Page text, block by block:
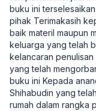
buku ini
pihak Terimakasih
baik materil maupun
keluarga yang telah
kelancaran penulisan
yang telah
buku ini Kepada
Shihabudin yang
rumah dalam rangka